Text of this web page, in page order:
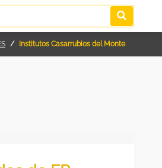
Institutos Casarrubios del Monte